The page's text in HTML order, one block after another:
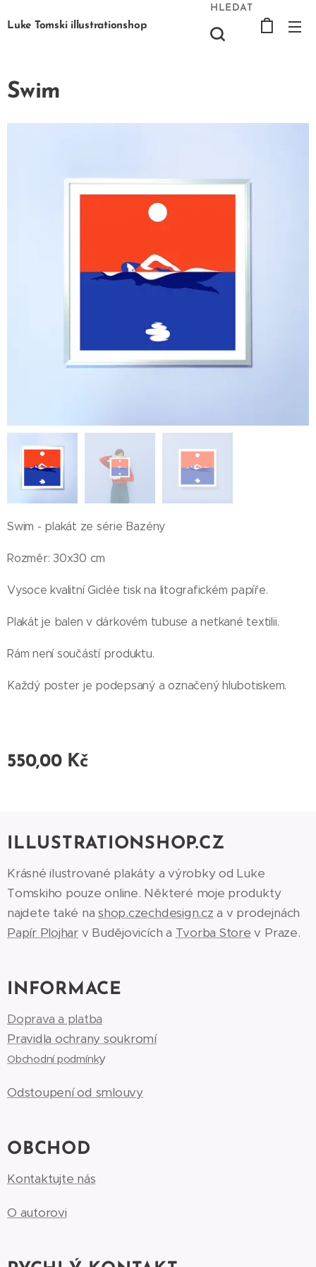
Luke Tomski illustrationshop
HLEDAT
Swim
Swim - plakát ze série Bazény
Rozměr: 30x30 cm
Vysoce kvalitní Giclée tisk na litografickém papíře.
Plakát je balen v dárkovém tubuse a netkané textilii.
Rám není součástí produktu.
Každý poster je podepsaný a označený hlubotiskem.
550,00Kč
ILLUSTRATIONSHOP.CZ
Krásné ilustrované plakáty a výrobky od Luke
Tomskiho pouze online. Některé moje produkty
najdete také nashop.czechdesign.cz a v prodejnách
Papír Plojharv Budějovicích a Tvorba Store v Praze.
INFORMACE
Doprava a platba
Pravidla ochrany soukromí
Obchodní podmínky
Odstoupení od smlouvy
OBCHOD
Kontaktujte nás
O autorovi